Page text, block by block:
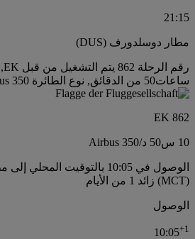
21:15
مطار دوسلدورف (DUS)
ساعات50 من الدقائق, نوع الطائرة Airbus 350
EK 862
10 س 50 د /
Airbus 350
الوصول في 10:05 بالتوقيت
(MCT) زائد 1 من الأيام
الوصول
10:05+1